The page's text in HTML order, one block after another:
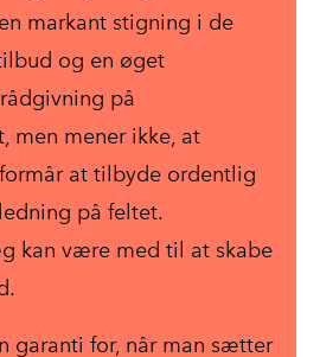
markant stigning i de
og en øget
på
men mener ikke, at
at tilbyde ordentlig
på feltet.
kan være med til at skabe
garanti for, når man sætter